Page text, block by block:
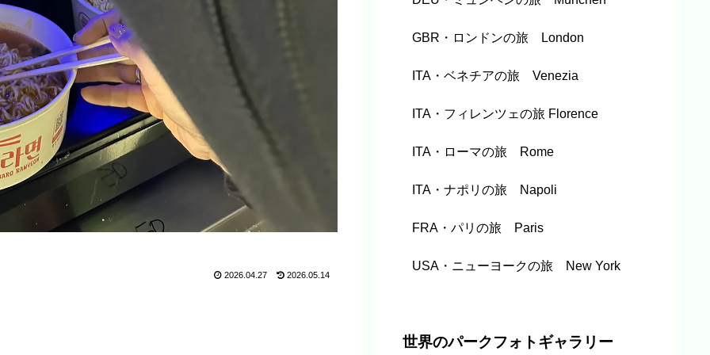
2026.04.27 2026.05.14
GBR・ロンドンの旅 London
ITA・ベネチアの旅 Venezia
ITA・フィレンツェの旅 Florence
ITA・ローマの旅 Rome
ITA・ナポリの旅 Napoli
FRA・パリの旅 Paris
USA・ニューヨークの旅 New York
世界のパークフォトギャラリー